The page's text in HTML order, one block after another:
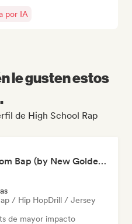
por IA
le gusten estos
de High School Rap
Fresh Kicks: Boom Bap (by New Golden Era)
/ Hip HopDrill / Jersey
de mayor impacto